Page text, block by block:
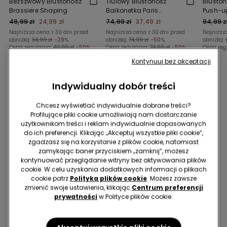
Brassiere Shaping
49,99 zł 24,99 zł
Najniższa cena z 30 dni przed
obniżką: 34,99 zł -29%
Cena regularna:49,99 zł -50%
Balkonetka Paris
Essential
74,99 zł 37,49 zł
Najniższa cena z 30 dni przed
obniżką: 74,99 zł -50%
Cena regularna:74,99 zł -50%
Push-
94,99
obniżką:
Cena
Może Ci się także spodobać
Indywidualny dobór treści
Chcesz wyświetlać indywidualnie dobrane treści?
Profilujące pliki cookie umożliwiają nam dostarczanie
użytkownikom treści i reklam indywidualnie dopasowanych
do ich preferencji. Klikając „Akceptuj wszystkie pliki cookie”,
zgadzasz się na korzystanie z plików cookie, natomiast
zamykając baner przyciskiem „zamknij”, możesz
kontynuować przeglądanie witryny bez aktywowania plików
cookie. W celu uzyskania dodatkowych informacji o plikach
cookie patrz Polityka plików cookie. Możesz zawsze
zmienić swoje ustawienia, klikając Centrum preferencji
prywatności w Polityce plików cookie.
Kontynuuj bez akceptacji